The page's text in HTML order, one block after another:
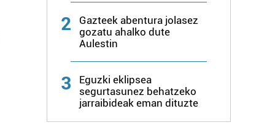
2
Gazteek abentura jolasez
gozatu ahalko dute
Aulestin
3
Eguzki eklipsea
segurtasunez behatzeko
jarraibideak eman dituzte